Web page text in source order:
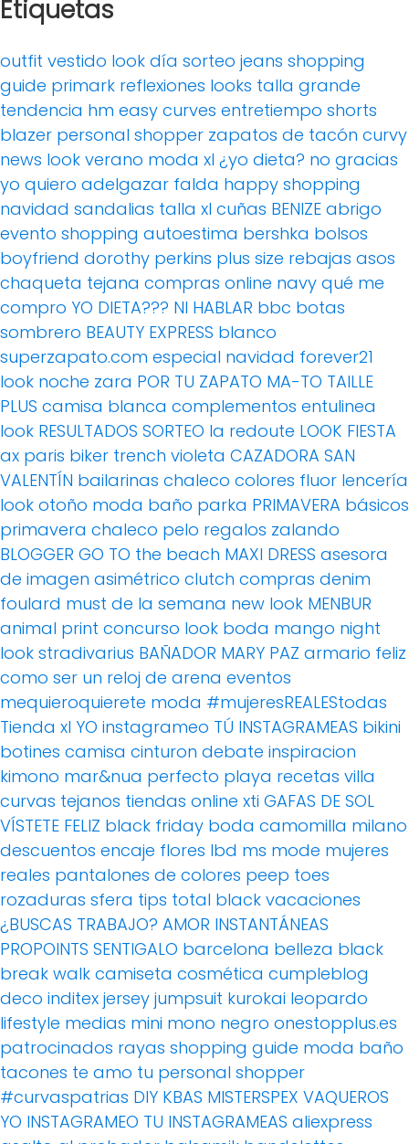
Etiquetas
outfit vestido look día sorteo jeans shopping
guide primark reflexiones looks talla grande
tendencia hm easy curves entretiempo shorts
blazer personal shopper zapatos de tacón curvy
news look verano moda xl ¿yo dieta? no gracias
yo quiero adelgazar falda happy shopping
navidad sandalias talla xl cuñas BENIZE abrigo
evento shopping autoestima bershka bolsos
boyfriend dorothy perkins plus size rebajas asos
chaqueta tejana compras online navy qué me
compro YO DIETA??? NI HABLAR bbc botas
sombrero BEAUTY EXPRESS blanco
superzapato.com especial navidad forever21
look noche zara POR TU ZAPATO MA-TO TAILLE
PLUS camisa blanca complementos entulinea
look RESULTADOS SORTEO la redoute LOOK FIESTA
ax paris biker trench violeta CAZADORA SAN
VALENTÍN bailarinas chaleco colores fluor lencería
look otoño moda baño parka PRIMAVERA básicos
primavera chaleco pelo regalos zalando
BLOGGER GO TO the beach MAXI DRESS asesora
de imagen asimétrico clutch compras denim
foulard must de la semana new look MENBUR
animal print concurso look boda mango night
look stradivarius BAÑADOR MARY PAZ armario feliz
como ser un reloj de arena eventos
mequieroquierete moda #mujeresREALEStodas
Tienda xl YO instagrameo TÚ INSTAGRAMEAS bikini
botines camisa cinturon debate inspiracion
kimono mar&nua perfecto playa recetas villa
curvas tejanos tiendas online xti GAFAS DE SOL
VÍSTETE FELIZ black friday boda camomilla milano
descuentos encaje flores lbd ms mode mujeres
reales pantalones de colores peep toes
rozaduras sfera tips total black vacaciones
¿BUSCAS TRABAJO? AMOR INSTANTÁNEAS
PROPOINTS SENTIGALO barcelona belleza black
break walk camiseta cosmética cumpleblog
deco inditex jersey jumpsuit kurokai leopardo
lifestyle medias mini mono negro onestopplus.es
patrocinados rayas shopping guide moda baño
tacones te amo tu personal shopper
#curvaspatrias DIY KBAS MISTERSPEX VAQUEROS
YO INSTAGRAMEO TU INSTAGRAMEAS aliexpress